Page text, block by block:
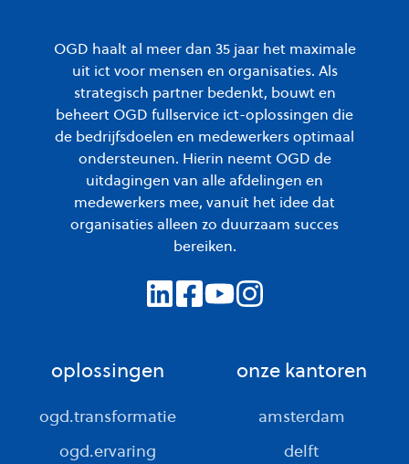
OGD haalt al meer dan 35 jaar het maximale
uit ict voor mensen en organisaties. Als
strategisch partner bedenkt, bouwt en
beheert OGD fullservice ict-oplossingen die
de bedrijfsdoelen en medewerkers optimaal
ondersteunen. Hierin neemt OGD de
uitdagingen van alle afdelingen en
medewerkers mee, vanuit het idee dat
organisaties alleen zo duurzaam succes
bereiken.
oplossingen
ogd.transformatie
ogd.ervaring
onze kantoren
amsterdam
delft